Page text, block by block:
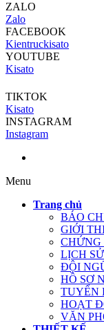
ZALO
Zalo
FACEBOOK
Kientruckisato
YOUTUBE
Kisato
TIKTOK
Kisato
INSTAGRAM
Instagram
Menu
Trang chủ
BÁO
GIỚI
LỊCH
ĐỘI
HỒ SƠ
TUYỂN
HOẠT
VĂN